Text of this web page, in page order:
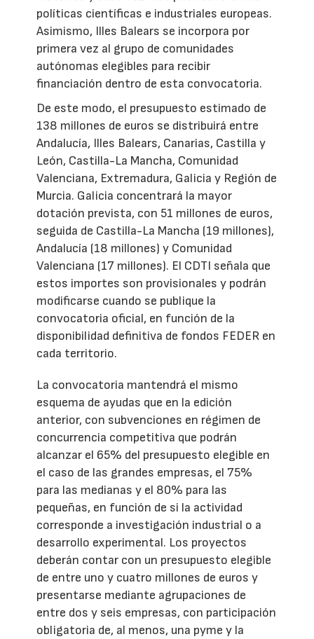
políticas científicas e industriales europeas.
Asimismo, Illes Balears se incorpora por
primera vez al grupo de comunidades
autónomas elegibles para recibir
financiación dentro de esta convocatoria.
De este modo, el presupuesto estimado de
138 millones de euros se distribuirá entre
Andalucía, Illes Balears, Canarias, Castilla y
León, Castilla-La Mancha, Comunidad
Valenciana, Extremadura, Galicia y Región de
Murcia. Galicia concentrará la mayor
dotación prevista, con 51 millones de euros,
seguida de Castilla-La Mancha (19 millones),
Andalucía (18 millones) y Comunidad
Valenciana (17 millones). El CDTI señala que
estos importes son provisionales y podrán
modificarse cuando se publique la
convocatoria oficial, en función de la
disponibilidad definitiva de fondos FEDER en
cada territorio.
La convocatoria mantendrá el mismo
esquema de ayudas que en la edición
anterior, con subvenciones en régimen de
concurrencia competitiva que podrán
alcanzar el 65% del presupuesto elegible en
el caso de las grandes empresas, el 75%
para las medianas y el 80% para las
pequeñas, en función de si la actividad
corresponde a investigación industrial o a
desarrollo experimental. Los proyectos
deberán contar con un presupuesto elegible
de entre uno y cuatro millones de euros y
presentarse mediante agrupaciones de
entre dos y seis empresas, con participación
obligatoria de, al menos, una pyme y la